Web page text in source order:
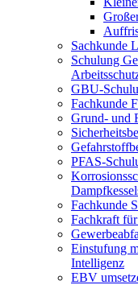
Sachkunde
Schulung
GBU-
Fachkunde
Grund- und
PFAS-
Fachkunde
Fachkraft
Einstufung
Intelligenz
EBV